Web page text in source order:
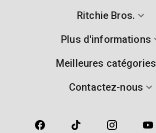
Ritchie Bros.
Plus d'informations
Meilleures catégories
Contactez-nous